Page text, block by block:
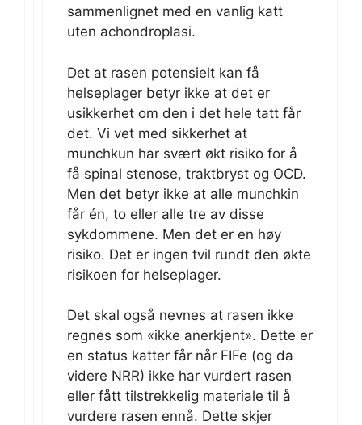
sammenlignet med en vanlig katt
uten achondroplasi.
Det at rasen potensielt kan få
helseplager betyr ikke at det er
usikkerhet om den i det hele tatt får
det. Vi vet med sikkerhet at
munchkun har svært økt risiko for å
få spinal stenose, traktbryst og OCD.
Men det betyr ikke at alle munchkin
får én, to eller alle tre av disse
sykdommene. Men det er en høy
risiko. Det er ingen tvil rundt den økte
risikoen for helseplager.
Det skal også nevnes at rasen ikke
regnes som «ikke anerkjent». Dette er
en status katter får når FIFe (og da
videre NRR) ikke har vurdert rasen
eller fått tilstrekkelig materiale til å
vurdere rasen ennå. Dette skjer